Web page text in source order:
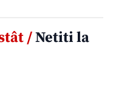
/Netiti la